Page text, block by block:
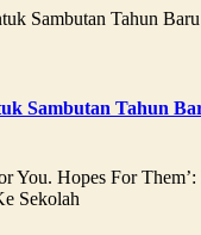
Sambutan Tahun